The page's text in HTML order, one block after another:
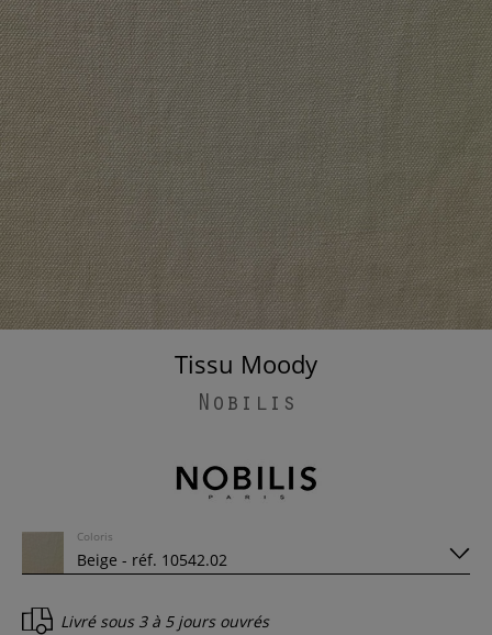
Tissu Moody
Nobilis
Coloris
Livré sous 3 à 5 jours ouvrés